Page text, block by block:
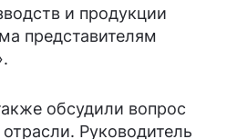
и продукции
представителям
обсудили вопрос
Руководитель